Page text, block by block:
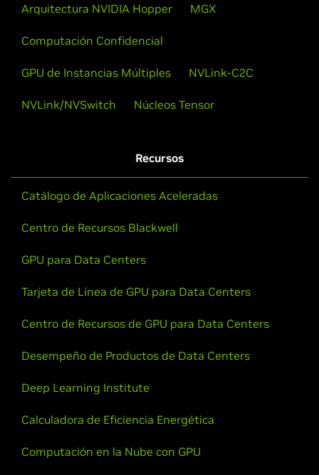
Arquitectura NVIDIA Hopper MGX
Computación Confidencial
GPU de Instancias Múltiples NVLink-C2C
NVLink/NVSwitch Núcleos Tensor
Recursos
Catálogo de Aplicaciones Aceleradas
Centro de Recursos Blackwell
GPU para Data Centers
Tarjeta de Línea de GPU para Data Centers
Centro de Recursos de GPU para Data Centers
Desempeño de Productos de Data Centers
Deep Learning Institute
Calculadora de Eficiencia Energética
Computación en la Nube con GPU